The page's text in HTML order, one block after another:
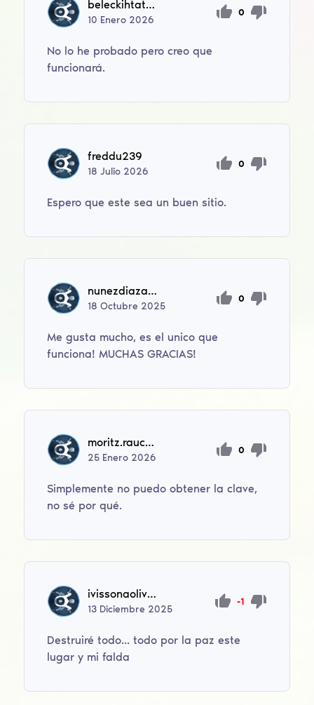
beleckihtatana
10 Enero 2026
0
No lo he probado pero creo que
funcionará.
freddu239
18Julio 2026
0
Espero que este sea un buen sitio.
nunezdiazalejandrodaniel
18Octubre 2025
0
Me gusta mucho, es el unico que
funciona! MUCHAS GRACIAS!
moritz.rauchschwalbe
25 Enero 2026
0
Simplemente no puedo obtener la clave,
no sé por qué.
ivissonaoliveira
13 Diciembre 2025
-1
Destruiré todo... todo por la paz este
lugar y mi falda